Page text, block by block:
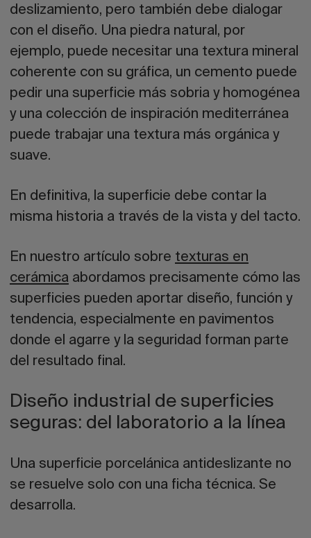
deslizamiento, pero también debe dialogar
con el diseño. Una piedra natural, por
ejemplo, puede necesitar una textura mineral
coherente con su gráfica, un cemento puede
pedir una superficie más sobria y homogénea
y una colección de inspiración mediterránea
puede trabajar una textura más orgánica y
suave.
En definitiva, la superficie debe contar la
misma historia a través de la vista y del tacto.
En nuestro artículo sobre texturas en
cerámica abordamos precisamente cómo las
superficies pueden aportar diseño, función y
tendencia, especialmente en pavimentos
donde el agarre y la seguridad forman parte
del resultado final.
Diseño industrial de superficies
seguras: del laboratorio a la línea
Una superficie porcelánica antideslizante no
se resuelve solo con una ficha técnica. Se
desarrolla.